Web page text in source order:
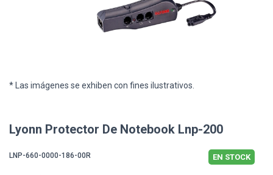
* Las imágenes se exhiben con fines ilustrativos.
Lyonn Protector De Notebook Lnp-200
LNP-660-0000-186-00R EN STOCK